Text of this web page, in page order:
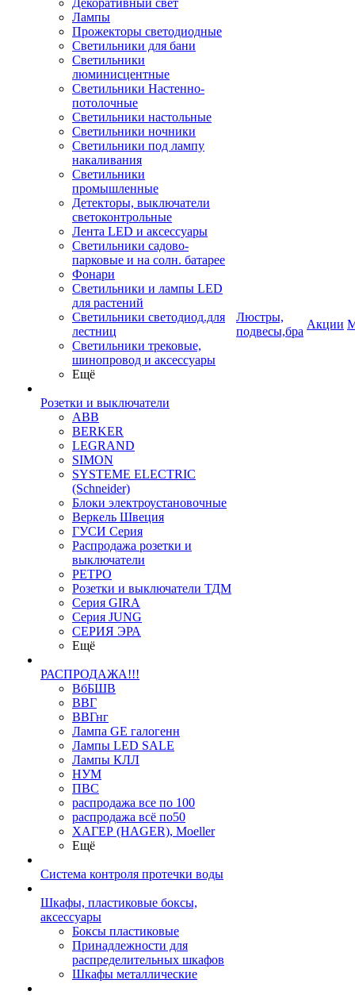
Декоративный свет
Лампы
Прожекторы светодиодные
Светильники для бани
Светильники
люминисцентные
Светильники Настенно-
потолочные
Светильники настольные
Светильники ночники
Светильники под лампу
накаливания
Светильники
промышленные
Детекторы, выключатели
светоконтрольные
Лента LED и аксессуары
Светильники садово-
парковые и на солн. батарее
Фонари
Светильники и лампы LED
для растений
Светильники светодиод.для
лестниц
Светильники трековые,
шинопровод и аксессуары
Ещё
Розетки и выключатели
ABB
BERKER
LEGRAND
SIMON
SYSTEME ELECTRIC
(Schneider)
Блоки электроустановочные
Веркель Швеция
ГУСИ Серия
Распродажа розетки и
выключатели
РЕТРО
Розетки и выключатели ТДМ
Серия GIRA
Серия JUNG
СЕРИЯ ЭРА
Ещё
РАСПРОДАЖА!!!
ВбБШВ
ВВГ
ВВГнг
Лампа GE галогенн
Лампы LED SALE
Лампы КЛЛ
НУМ
ПВС
распродажа все по 100
распродажа всё по50
ХАГЕР (HAGER), Moeller
Ещё
Система контроля протечки воды
Шкафы, пластиковые боксы,
аксессуары
Боксы пластиковые
Принадлежности для
распределительных шкафов
Шкафы металлические
Люстры,
подвесы,бра
Акции